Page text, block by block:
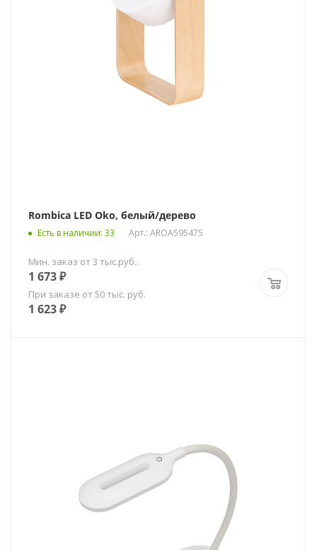
Rombica LED Oko, белый/дерево
Есть в наличии: 33 Арт.: AROA595475
Мин. заказ от 3 тыс.руб..
1 673₽
При заказе от 50 тыс. руб.
1 623₽